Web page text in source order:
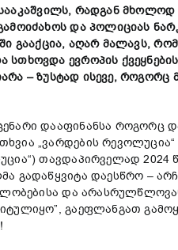
, რადგან მხოლოდ
და პოლიციას
გააქცია, აღარ მალავს,რომ
სთხოვდა ევროპის ქვეყნების
ა –ზუსტად ისევე, როგორც
დააფინანსა როგორც
„ვარდების
თავდაპირველად
გადაწყვიტა დაესწრო –
და
გაეფლანგათ